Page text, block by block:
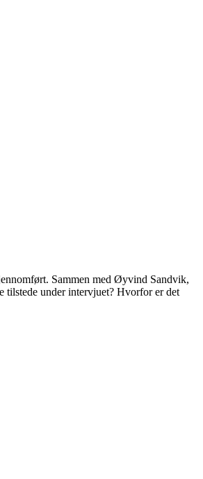
Sammen med Øyvind Sandvik,
tilstede under intervjuet? Hvorfor er det